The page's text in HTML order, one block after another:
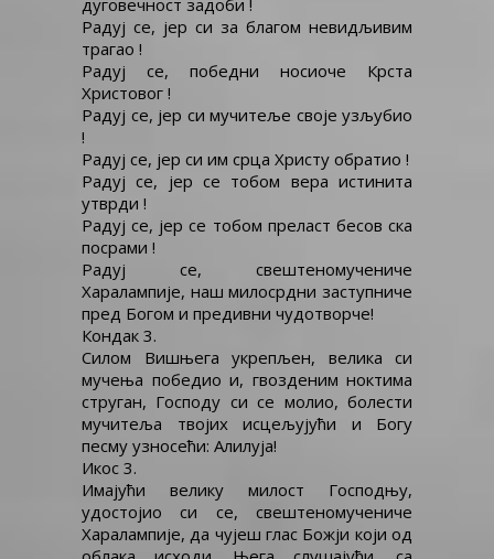
дуговечност задоби !
Радуј се, јер си за благом невидљивим
трагао !
Радуј се, победни носиоче Крста
Христовог !
Радуј се, јер си мучитеље своје узљубио
!
Радуј се, јер си им срца Христу обратио !
Радуј се, јер се тобом вера истинита
утврди !
Радуј се, јер се тобом преласт бесов ска
посрами !
Радуј се, свештеномучениче
Харалампије, наш милосрдни заступниче
пред Богом и предивни чудотворче!
Кондак 3.
Силом Вишњега укрепљен, велика си
мучења победио и, гвозденим ноктима
струган, Господу си се молио, болести
мучитеља твојих исцељујући и Богу
песму узносећи: Алилуја!
Икос 3.
Имајући велику милост Господњу,
удостојио си се, свештеномучениче
Харалампије, да чујеш глас Божји који од